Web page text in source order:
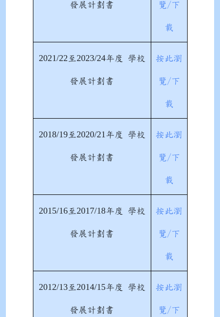
發展計劃書 覽/下
載
2021/22 至2023/24年度 學校
發展計劃書
按此瀏
覽/下
載
2018/19至2020/21年度 學校
發展計劃書
按此瀏
覽/下
載
2015/16至2017/18年度 學校
發展計劃書
按此瀏
覽/下
載
2012/13至2014/15年度 學校
發展計劃書
按此瀏
覽/下